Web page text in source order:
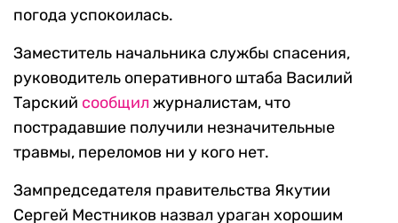
погода успокоилась.
Заместитель начальника службы спасения,
руководитель оперативного штаба Василий
Тарский сообщил журналистам, что
пострадавшие получили незначительные
травмы, переломов ни у кого нет.
Зампредседателя правительства Якутии
Сергей Местников назвал ураган хорошим